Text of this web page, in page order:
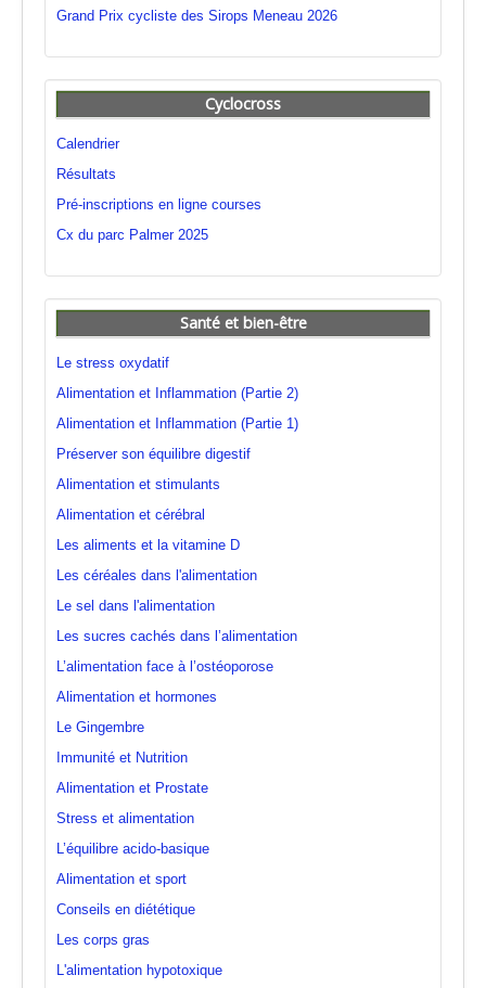
Grand Prix cycliste des Sirops Meneau 2026
Cyclocross
Calendrier
Résultats
Pré-inscriptions en ligne courses
Cx du parc Palmer 2025
Santé et bien-être
Le stress oxydatif
Alimentation et Inflammation (Partie 2)
Alimentation et Inflammation (Partie 1)
Préserver son équilibre digestif
Alimentation et stimulants
Alimentation et cérébral
Les aliments et la vitamine D
Les céréales dans l'alimentation
Le sel dans l'alimentation
Les sucres cachés dans l’alimentation
L’alimentation face à l’ostéoporose
Alimentation et hormones
Le Gingembre
Immunité et Nutrition
Alimentation et Prostate
Stress et alimentation
L’équilibre acido-basique
Alimentation et sport
Conseils en diététique
Les corps gras
L'alimentation hypotoxique